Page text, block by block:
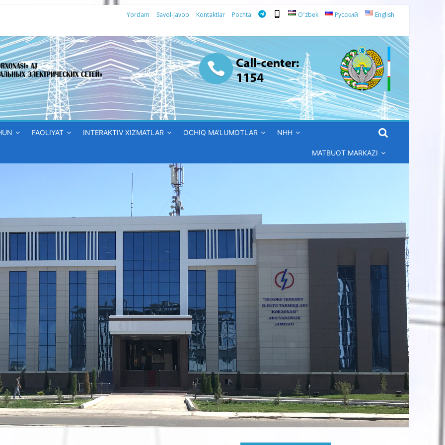
Yordam Savol-Javob Kontaktlar Pochta Oʻzbek Русский English
FAOLIYAT INTERAKTIV XIZMATLAR OCHIQ MA’LUMOTLAR NHH
MATBUOT MARKAZI